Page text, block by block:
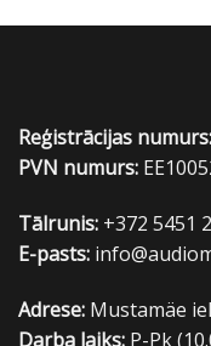
Reģistrācijas numurs:
PVN numurs:
Tālrunis: +372 5451
E-pasts:
Adrese: Mustamäe
Darba laiks: P-Pk